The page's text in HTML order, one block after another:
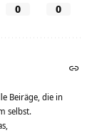
0 0
Beiräge, die in
selbst.